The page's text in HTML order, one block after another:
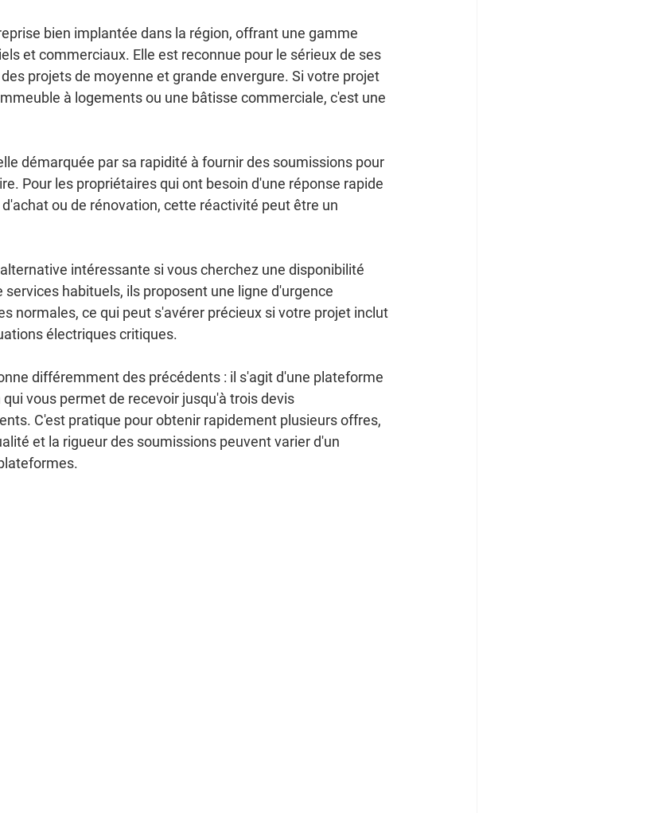
bien implantée dans la région, offrant une gamme
et commerciaux. Elle est reconnue pour le sérieux de ses
projets de moyenne et grande envergure. Si votre projet
à logements ou une bâtisse commerciale, c'est une
démarquée par sa rapidité à fournir des soumissions pour
Pour les propriétaires qui ont besoin d'une réponse rapide
ou de rénovation, cette réactivité peut être un
intéressante si vous cherchez une disponibilité
services habituels, ils proposent une ligne d'urgence
normales, ce qui peut s'avérer précieux si votre projet inclut
électriques critiques.
différemment des précédents : il s'agit d'une plateforme
vous permet de recevoir jusqu'à trois devis
C'est pratique pour obtenir rapidement plusieurs offres,
et la rigueur des soumissions peuvent varier d'un